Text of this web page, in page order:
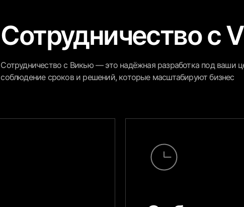
Сотрудничество с
Сотрудничество с Викью — это надёжная разработка под ваши
соблюдение сроков и решений, которые масштабируют бизнес